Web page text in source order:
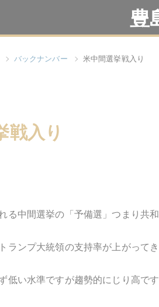
豊
バックナンバー 米中間選挙戦入り
戦入り
る中間選挙の「予備選」つまり共
ランプ大統領の支持率が上がってき
低い水準ですが趨勢的にじり高です